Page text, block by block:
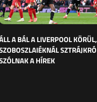
A BÁL A LIVERPOOL KÖRÜL,
A HÍREK